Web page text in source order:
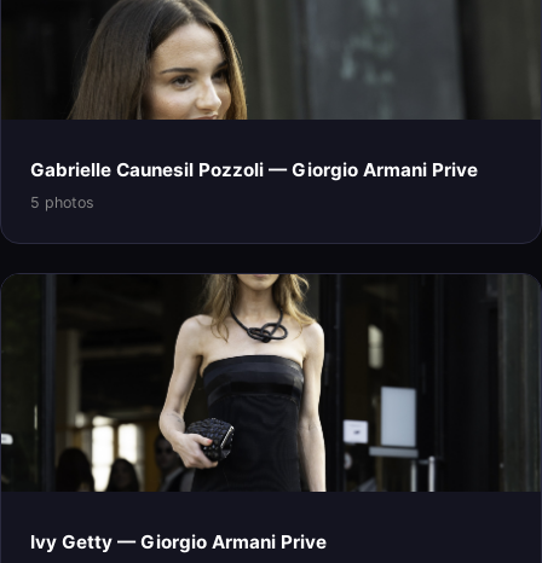
Gabrielle Caunesil Pozzoli — Giorgio Armani Prive
5 photos
Ivy Getty — Giorgio Armani Prive